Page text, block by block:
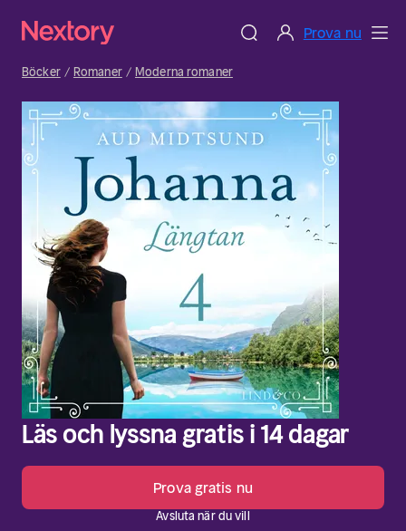
Prova nu
Böcker Romaner Moderna romaner
Läs och lyssna gratis i 14 dagar
Prova gratis nu
Avsluta när du vill